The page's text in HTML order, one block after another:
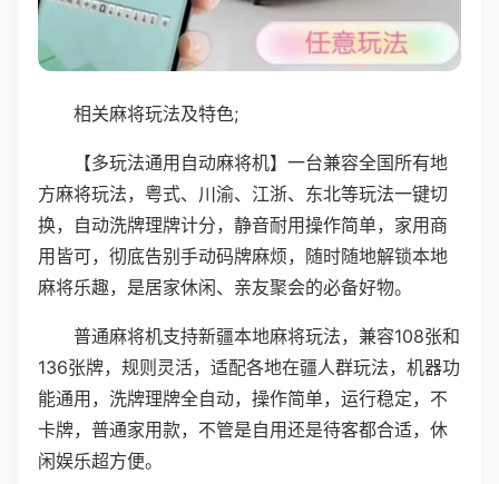
相关麻将玩法及特色;
【多玩法通用自动麻将机】一台兼容全国所有地
方麻将玩法，粤式、川渝、江浙、东北等玩法一键切
换，自动洗牌理牌计分，静音耐用操作简单，家用商
用皆可，彻底告别手动码牌麻烦，随时随地解锁本地
麻将乐趣，是居家休闲、亲友聚会的必备好物。
普通麻将机支持新疆本地麻将玩法，兼容108张和
136张牌，规则灵活，适配各地在疆人群玩法，机器功
能通用，洗牌理牌全自动，操作简单，运行稳定，不
卡牌，普通家用款，不管是自用还是待客都合适，休
闲娱乐超方便。